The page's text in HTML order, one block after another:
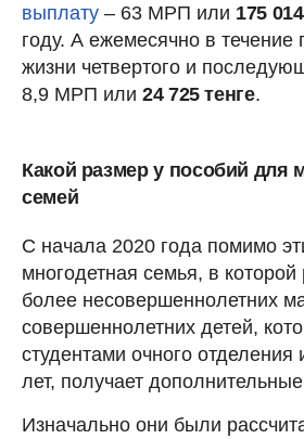
выплату – 63 МРП или 175
году. А ежемесячно в течение
жизни четвертого и
8,9 МРП или 24 725 тенге.
Какой размер у пособий для
семей
С начала 2020 года помимо
многодетная семья, в которой
более несовершеннолетних
совершеннолетних детей,
студентами очного отделения
лет, получает
Изначально они были